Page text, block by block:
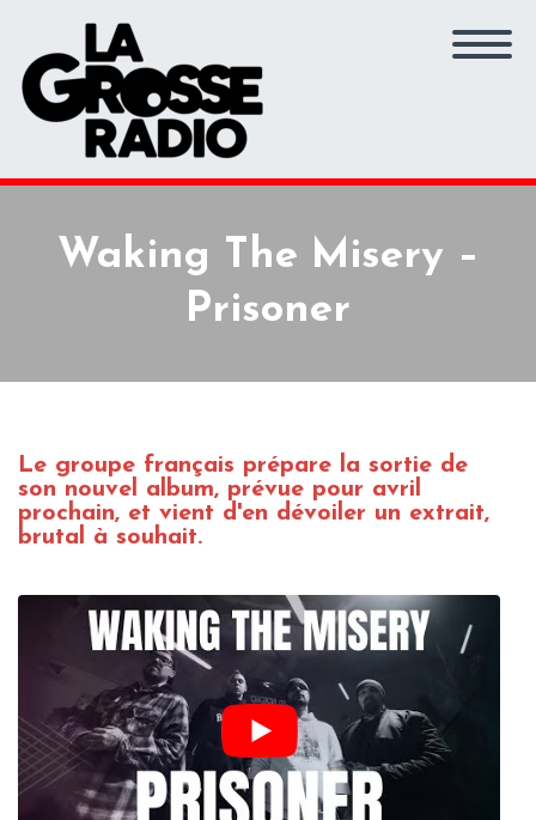
Waking The Misery –
Prisoner
Le groupe français prépare la sortie de
son nouvel album, prévue pour avril
prochain, et vient d'en dévoiler un extrait,
brutal à souhait.